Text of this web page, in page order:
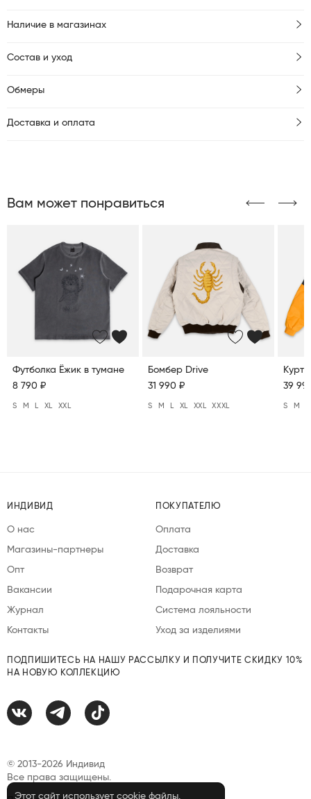
Наличие в магазинах
Состав и уход
Обмеры
Доставка и оплата
Вам может понравиться
Футболка Ёжик в тумане
8 790 ₽
S M XL XXL
Бомбер Drive
31 990 ₽
S M XL XXL XXXL
39
S M
ИНДИВИД
О нас
Магазины-партнеры
Опт
Вакансии
Журнал
Контакты
ПОКУПАТЕЛЮ
Оплата
Доставка
Возврат
Подарочная карта
Система лояльности
Уход за изделиями
ПОДПИШИТЕСЬ НА НАШУ РАССЫЛКУ И ПОЛУЧИТЕ СКИДКУ 10%
НА НОВУЮ КОЛЛЕКЦИЮ
© 2013-2026 Индивид
Все права защищены.
Этот сайт использует cookie файлы.